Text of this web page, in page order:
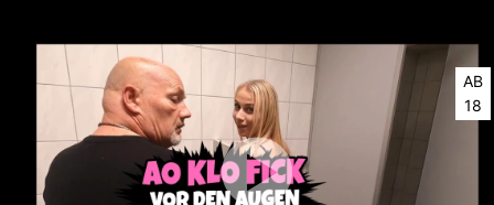
AB
18